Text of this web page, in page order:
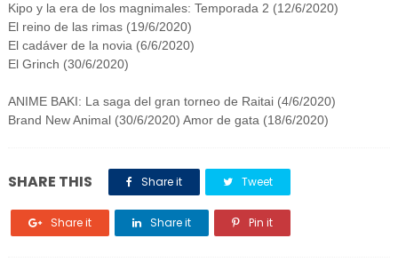
Kipo y la era de los magnimales: Temporada 2 (12/6/2020)
El reino de las rimas (19/6/2020)
El cadáver de la novia (6/6/2020)
El Grinch (30/6/2020)
ANIME BAKI: La saga del gran torneo de Raitai (4/6/2020)
Brand New Animal (30/6/2020) Amor de gata (18/6/2020)
SHARE THIS Share it Tweet
Share it Share it Pin it